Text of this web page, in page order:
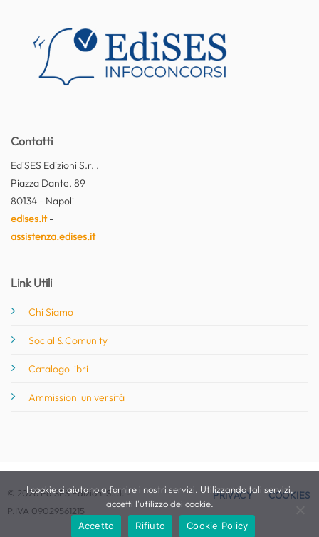
Contatti
EdiSES Edizioni S.r.l.
Piazza Dante, 89
80134 - Napoli
edises.it-
assistenza.edises.it
Link Utili
Chi Siamo
Social & Comunity
Catalogo libri
Ammissioni università
© 2026 EdiSES Edizioni S.r.l. -
P.IVA 09029561215
PRIVACY COOKIES
I cookie ci aiutano a fornire i nostri servizi. Utilizzando tali servizi,
accetti l'utilizzo dei cookie.
Accetto
Rifiuto Cookie Policy